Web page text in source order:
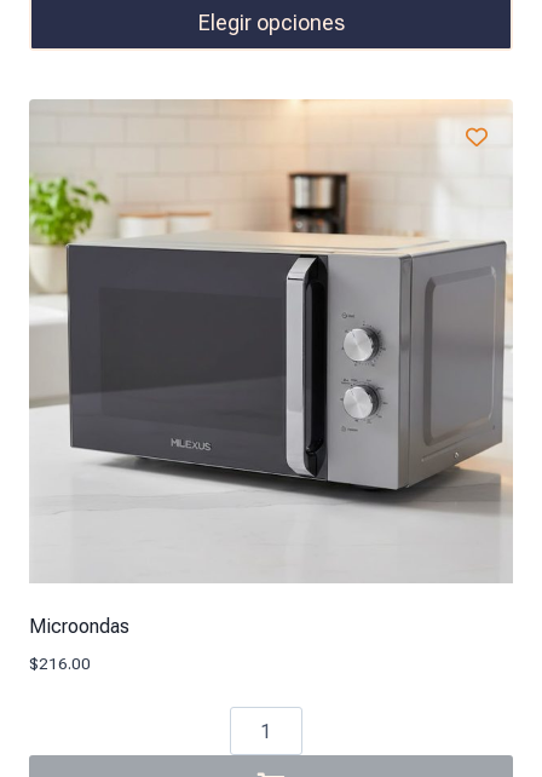
Elegir opciones
Microondas
$216.00